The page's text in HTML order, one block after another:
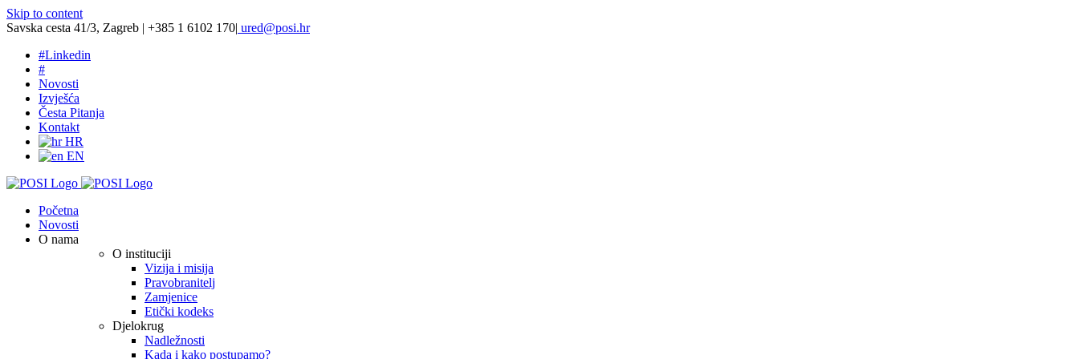
Skip to content
Savska cesta 41/3, Zagreb | +385 1 6102 170| ured@posi.hr
#Linkedin
#
Novosti
Izvješća
Česta Pitanja
Kontakt
HR
EN
Početna
Novosti
O nama
O instituciji
Vizija i misija
Pravobranitelj
Zamjenice
Etički kodeks
Djelokrug
Nadležnosti
Kada i kako postupamo?